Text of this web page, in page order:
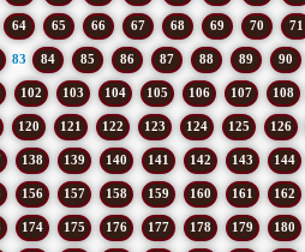
64 65 66 67 68 69 70 71
83 84 85 86 87 88 89 90
102 103 104 105 106 107 108
120 121 122 123 124 125 126
138 139 140 141 142 143 144
156 157 158 159 160 161 162
174 175 176 177 178 179 180